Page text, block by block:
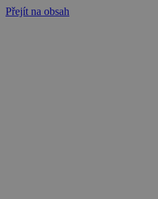
Přejít na obsah